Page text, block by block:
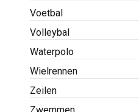
Voetbal
Volleybal
Waterpolo
Wielrennen
Zeilen